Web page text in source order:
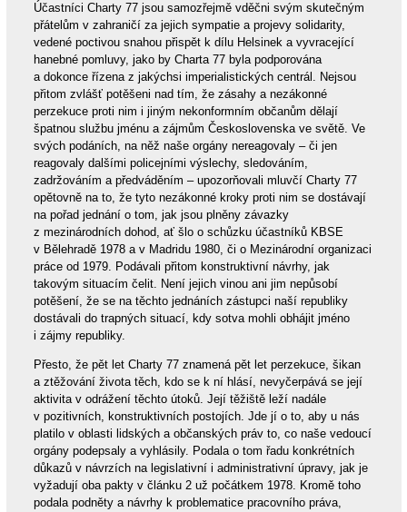
Účastníci Charty 77 jsou samozřejmě vděčni svým skutečným
přátelům v zahraničí za jejich sympatie a projevy solidarity,
vedené poctivou snahou přispět k dílu Helsinek a vyvracející
hanebné pomluvy, jako by Charta 77 byla podporována
a dokonce řízena z jakýchsi imperialistických centrál. Nejsou
přitom zvlášť potěšeni nad tím, že zásahy a nezákonné
perzekuce proti nim i jiným nekonformním občanům dělají
špatnou službu jménu a zájmům Československa ve světě. Ve
svých podáních, na něž naše orgány nereagovaly – či jen
reagovaly dalšími policejními výslechy, sledováním,
zadržováním a předváděním – upozorňovali mluvčí Charty 77
opětovně na to, že tyto nezákonné kroky proti nim se dostávají
na pořad jednání o tom, jak jsou plněny závazky
z mezinárodních dohod, ať šlo o schůzku účastníků KBSE
v Bělehradě 1978 a v Madridu 1980, či o Mezinárodní organizaci
práce od 1979. Podávali přitom konstruktivní návrhy, jak
takovým situacím čelit. Není jejich vinou ani jim nepůsobí
potěšení, že se na těchto jednáních zástupci naší republiky
dostávali do trapných situací, kdy sotva mohli obhájit jméno
i zájmy republiky.
Přesto, že pět let Charty 77 znamená pět let perzekuce, šikan
a ztěžování života těch, kdo se k ní hlásí, nevyčerpává se její
aktivita v odrážení těchto útoků. Její těžiště leží nadále
v pozitivních, konstruktivních postojích. Jde jí o to, aby u nás
platilo v oblasti lidských a občanských práv to, co naše vedoucí
orgány podepsaly a vyhlásily. Podala o tom řadu konkrétních
důkazů v návrzích na legislativní i administrativní úpravy, jak je
vyžadují oba pakty v článku 2 už počátkem 1978. Kromě toho
podala podněty a návrhy k problematice pracovního práva,